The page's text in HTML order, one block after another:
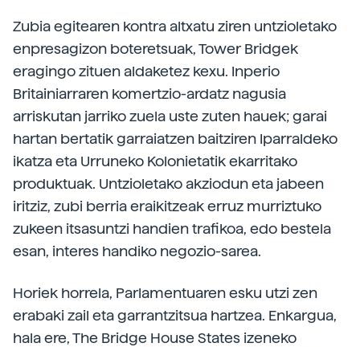
Zubia egitearen kontra altxatu ziren untzioletako
enpresagizon boteretsuak, Tower Bridgek
eragingo zituen aldaketez kexu. Inperio
Britainiarraren komertzio-ardatz nagusia
arriskutan jarriko zuela uste zuten hauek; garai
hartan bertatik garraiatzen baitziren Iparraldeko
ikatza eta Urruneko Kolonietatik ekarritako
produktuak. Untzioletako akziodun eta jabeen
iritziz, zubi berria eraikitzeak erruz murriztuko
zukeen itsasuntzi handien trafikoa, edo bestela
esan, interes handiko negozio-sarea.
Horiek horrela, Parlamentuaren esku utzi zen
erabaki zail eta garrantzitsua hartzea. Enkargua,
hala ere, The Bridge House States izeneko